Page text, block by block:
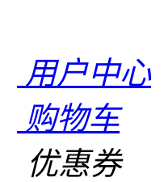
用户中心
购物车
优惠券